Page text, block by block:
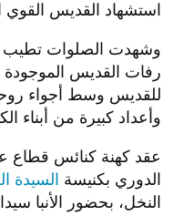
استشهاد القديس القوي
وشهدت الصلوات تطيب
رفات القديس الموجودة
للقديس وسط أجواء
وأعداد كبيرة من أبناء
عقد كهنة كنائس قطاع
الدوري بكنيسة السيدة
النخل، بحضور الأنبا